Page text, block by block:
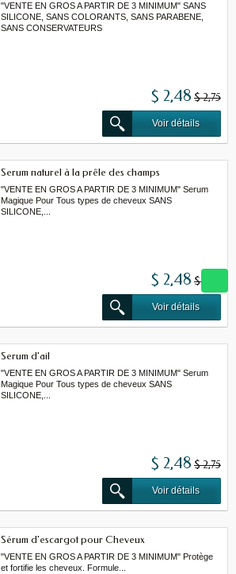
"VENTE EN GROS A PARTIR DE 3 MINIMUM" SANS
SILICONE, SANS COLORANTS, SANS PARABENE,
SANS CONSERVATEURS
$ 2,48 $ 2,75
Voir détails
Serum naturel à la prêle des champs
"VENTE EN GROS A PARTIR DE 3 MINIMUM" Serum
Magique Pour Tous types de cheveux SANS
SILICONE,...
$ 2,48 $ 2,75
Voir détails
Serum d'ail
"VENTE EN GROS A PARTIR DE 3 MINIMUM" Serum
Magique Pour Tous types de cheveux SANS
SILICONE,...
$ 2,48 $ 2,75
Voir détails
Sérum d'escargot pour Cheveux
"VENTE EN GROS A PARTIR DE 3 MINIMUM" Protège
et fortifie les cheveux. Formule...